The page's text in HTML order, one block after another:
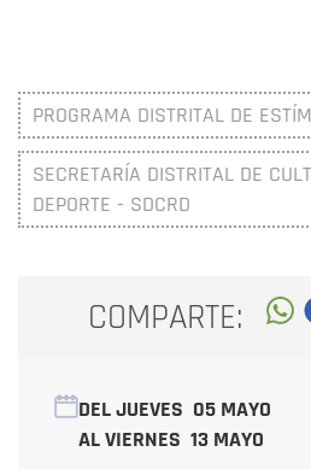
PROGRAMA DISTRITAL DE
SECRETARÍA DISTRITAL DE
DEPORTE - SDCRD
COMPARTE:
DEL JUEVES 05 MAYO
AL VIERNES 13 MAYO